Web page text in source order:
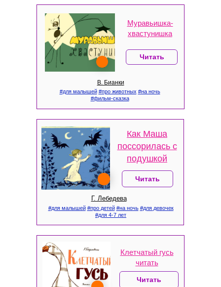
Муравьишка-
хвастунишка
В. Бианки
Читать
#для малышей #про животных #на ночь
#фильм-сказка
Как Маша
поссорилась с
подушкой
Г. Лебедева
Читать
Клетчатый гусь
читать
Читать
#для малышей #про детей #на ночь #для девочек
#для 4-7 лет